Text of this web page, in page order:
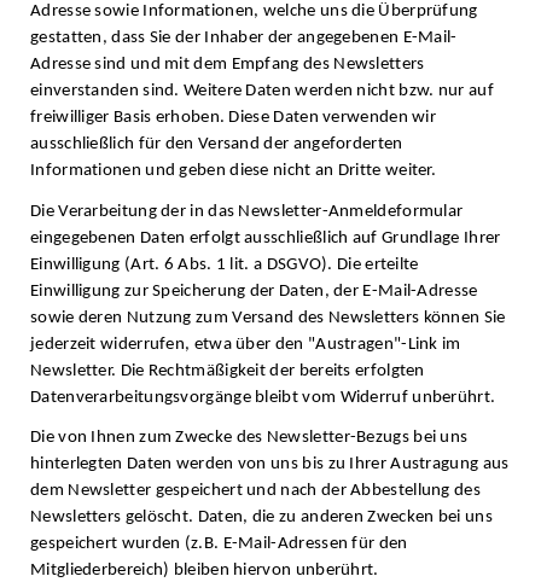
Adresse sowie Informationen, welche uns die Überprüfung
gestatten, dass Sie der Inhaber der angegebenen E-Mail-
Adresse sind und mit dem Empfang des Newsletters
einverstanden sind. Weitere Daten werden nicht bzw. nur auf
freiwilliger Basis erhoben. Diese Daten verwenden wir
ausschließlich für den Versand der angeforderten
Informationen und geben diese nicht an Dritte weiter.
Die Verarbeitung der in das Newsletter-Anmeldeformular
eingegebenen Daten erfolgt ausschließlich auf Grundlage Ihrer
Einwilligung (Art. 6 Abs. 1 lit. a DSGVO). Die erteilte
Einwilligung zur Speicherung der Daten, der E-Mail-Adresse
sowie deren Nutzung zum Versand des Newsletters können Sie
jederzeit widerrufen, etwa über den "Austragen"-Link im
Newsletter. Die Rechtmäßigkeit der bereits erfolgten
Datenverarbeitungsvorgänge bleibt vom Widerruf unberührt.
Die von Ihnen zum Zwecke des Newsletter-Bezugs bei uns
hinterlegten Daten werden von uns bis zu Ihrer Austragung aus
dem Newsletter gespeichert und nach der Abbestellung des
Newsletters gelöscht. Daten, die zu anderen Zwecken bei uns
gespeichert wurden (z.B. E-Mail-Adressen für den
Mitgliederbereich) bleiben hiervon unberührt.